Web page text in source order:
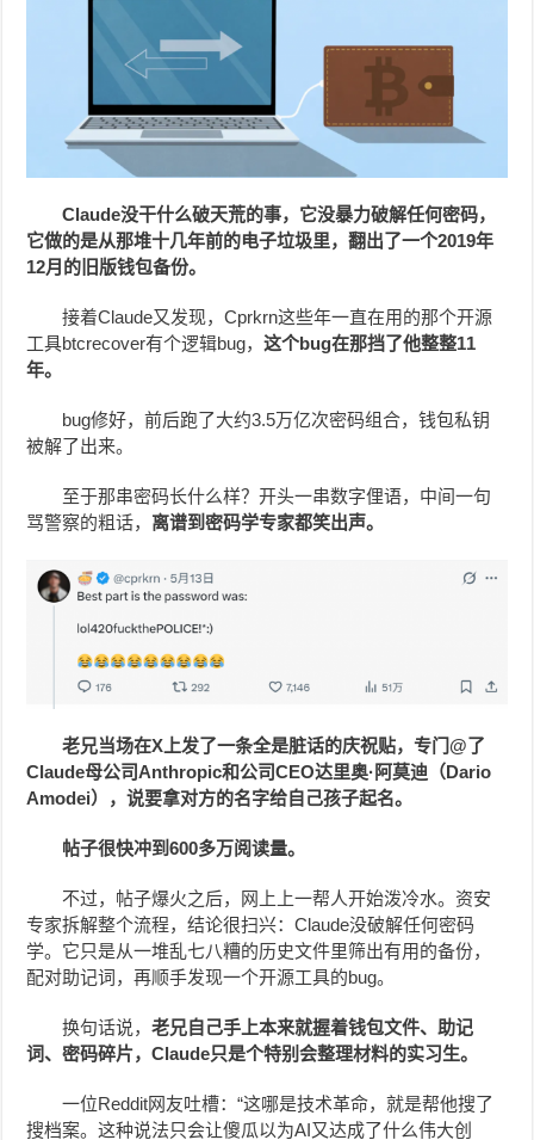
Claude没干什么破天荒的事，它没暴力破解任何密码，
它做的是从那堆十几年前的电子垃圾里，翻出了一个2019年
12月的旧版钱包备份。
接着Claude又发现，Cprkrn这些年一直在用的那个开源
工具btcrecover有个逻辑bug，这个bug在那挡了他整整11
年。
bug修好，前后跑了大约3.5万亿次密码组合，钱包私钥
被解了出来。
至于那串密码长什么样？开头一串数字俚语，中间一句
骂警察的粗话， 离谱到密码学专家都笑出声。
老兄当场在X上发了一条全是脏话的庆祝贴，专门@了
Claude母公司Anthropic和公司CEO达里奥·阿莫迪（Dario
Amodei），说要拿对方的名字给自己孩子起名。
帖子很快冲到600多万阅读量。
不过，帖子爆火之后，网上上一帮人开始泼冷水。资安
专家拆解整个流程，结论很扫兴：Claude没破解任何密码
学。它只是从一堆乱七八糟的历史文件里筛出有用的备份，
配对助记词，再顺手发现一个开源工具的bug。
换句话说，老兄自己手上本来就握着钱包文件、助记
词、密码碎片，Claude只是个特别会整理材料的实习生。
一位Reddit网友吐槽：“这哪是技术革命，就是帮他搜了
搜档案。这种说法只会让傻瓜以为AI又达成了什么伟大创